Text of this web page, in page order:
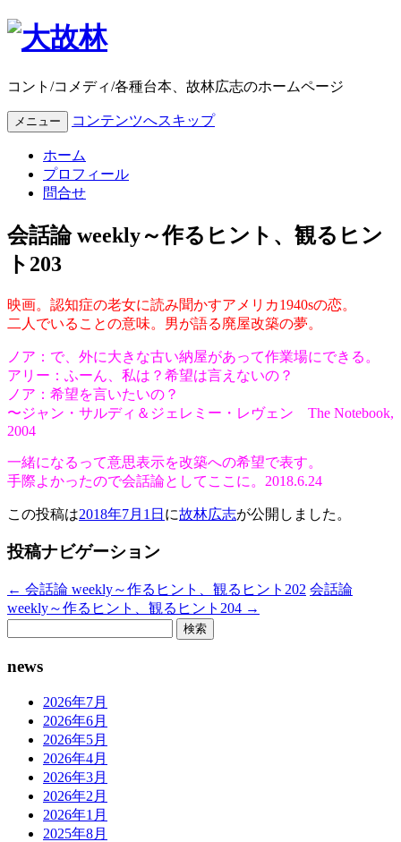
コント/コメディ/各種台本、故林広志のホームページ
メニュー コンテンツへスキップ
ホーム
プロフィール
問合せ
会話論 weekly～作るヒント、観るヒン
ト203
映画。認知症の老女に読み聞かすアメリカ1940sの恋。
二人でいることの意味。男が語る廃屋改築の夢。
ノア：で、外に大きな古い納屋があって作業場にできる。
アリー：ふーん、私は？希望は言えないの？
ノア：希望を言いたいの？
〜ジャン・サルディ＆ジェレミー・レヴェン The Notebook,
2004
一緒になるって意思表示を改築への希望で表す。
手際よかったので会話論としてここに。2018.6.24
この投稿は2018年7月1日 に故林広志が公開しました 。
投稿ナビゲーション
← 会話論 weekly～作るヒント、観るヒント202 会話論
weekly～作るヒント、観るヒント204 →
news
2026年7月
2026年6月
2026年5月
2026年4月
2026年3月
2026年2月
2026年1月
2025年8月